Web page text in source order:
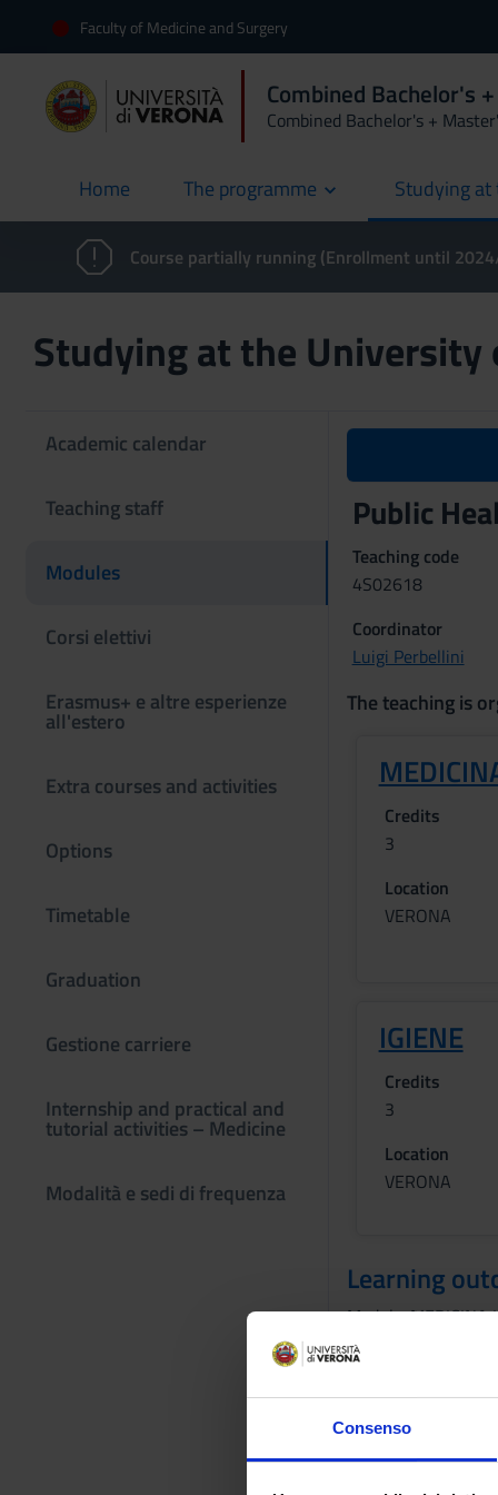
Consenso
Faculty of Medicine and Surgery
Combined Bachelor's
Combined Bachelor's +
Home
current The programme Studying
Course partially running (Enrollment until
Studying at the University
Academic calendar
Teaching staff
Modules
Corsi elettivi
Erasmus+ e altre esperienze
all'estero
Extra courses and activities
Options
Timetable
Graduation
Gestione carriere
Internship and practical and
tutorial activities – Medicine
Modalità e sedi di frequenza
Public
Teaching code
4S02618
Coordinator
Luigi Perbellini
The teaching is
Credits
3
Location
VERONA
IGIENE
Credits
3
Location
VERONA
Learning
Module: MEDICINA
-------